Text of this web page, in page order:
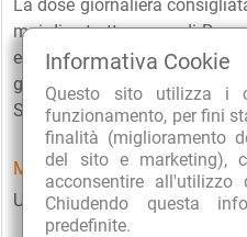
Informativa Cookie
Questo sito utilizza i
funzionamento, per fini
finalità (miglioramento
del sito e marketing),
acconsentire all'utilizzo
Chiudendo questa
predefinite.
La dose giornaliera
mgi di estratto secco di
estratto secco di semi d'Uva
gluconato di Zinco, con un
Senza glutine. Senza
MODALITÀ D'USO
Una capsula al giorno. Si